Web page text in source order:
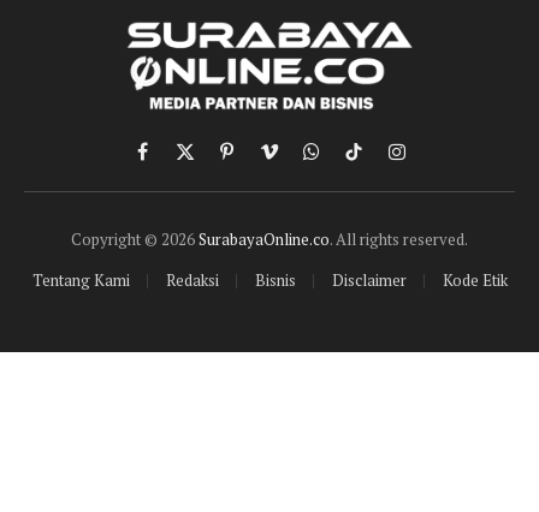
Facebook
X
(Twitter)
PinterestVimeoWhatsApp
TikTokInstagram
Copyright © 2026SurabayaOnline.co. All rights reserved.
Tentang Kami
Redaksi Bisnis Disclaimer Kode Etik